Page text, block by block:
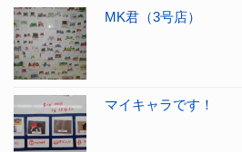
MK君（3号店）
マイキャラです！